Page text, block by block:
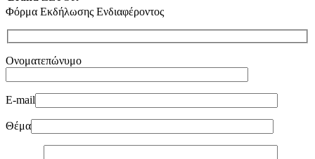
Φόρμα Εκδήλωσης Ενδιαφέροντος
Ονοματεπώνυμο
E-mail
Θέμα